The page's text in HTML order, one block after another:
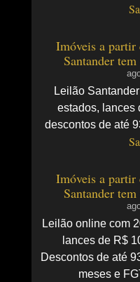
Imóveis a
Santander
Leilão
estados, lances
descontos de até
Imóveis a
Santander
Leilão online com
lances de R$
Descontos de até
meses e